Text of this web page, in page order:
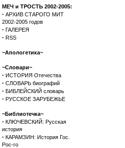
МЕЧ и ТРОСТЬ 2002-2005:
· АРХИВ СТАРОГО МИТ
2002-2005 годов
· ГАЛЕРЕЯ
· RSS
~Апологетика~
~Словари~
· ИСТОРИЯ Отечества
· СЛОВАРЬ биографий
· БИБЛЕЙСКИЙ словарь
· РУССКОЕ ЗАРУБЕЖЬЕ
~Библиотечка~
· КЛЮЧЕВСКИЙ: Русская
история
· КАРАМЗИН: История Гос.
Рос-го